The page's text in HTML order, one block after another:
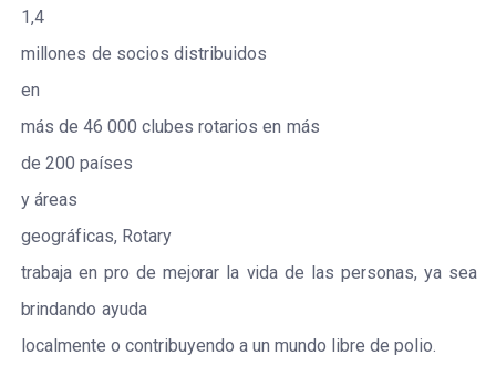
1,4
millones de socios distribuidos
en
más de 46 000 clubesrotarios en más
de 200 países
y áreas
geográficas, Rotary
trabaja en pro de mejorar la vida de las personas, ya sea
brindando ayuda
localmente ocontribuyendo a un mundo libre de polio.